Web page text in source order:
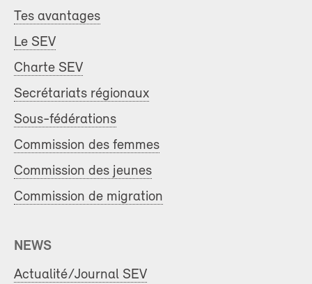
Tes avantages
Le SEV
Charte SEV
Secrétariats régionaux
Sous-fédérations
Commission des femmes
Commission des jeunes
Commission de migration
NEWS
Actualité/Journal SEV